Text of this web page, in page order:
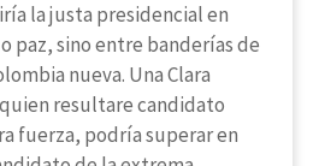
la justa presidencial en
paz, sino entre banderías de
nueva. Una Clara
resultare candidato
fuerza, podría superar en